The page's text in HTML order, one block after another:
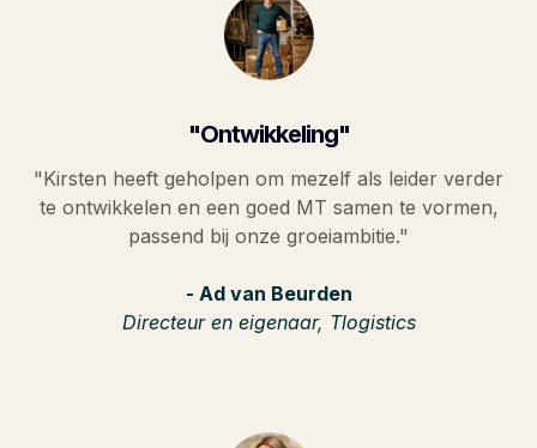
"Ontwikkeling"
"Kirsten heeft geholpen om mezelf als leider verder
te ontwikkelen en een goed MT samen te vormen,
passend bij onze groeiambitie."
- Ad van Beurden
Directeur en eigenaar, Tlogistics